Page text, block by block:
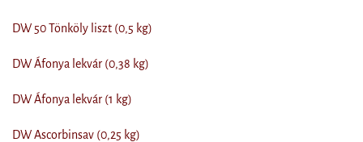
DW 50 Tönköly liszt (0,5 kg)
DW Áfonya lekvár (0,38 kg)
DW Áfonya lekvár (1 kg)
DW Ascorbinsav (0,25 kg)